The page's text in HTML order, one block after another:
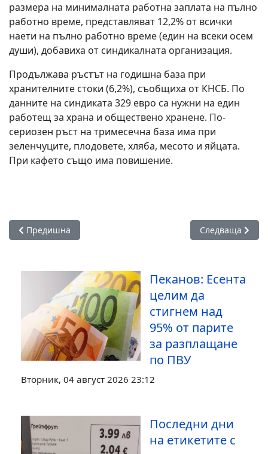
размера на минималната работна заплата на пълно
работно време, представляват 12,2% от всички
наети на пълно работно време (един на всеки осем
души), добавиха от синдикалната организация.
Продължава ръстът на годишна база при
хранителните стоки (6,2%), съобщиха от КНСБ. По
данните на синдиката 329 евро са нужни на един
работещ за храна и обществено хранене. По-
сериозен ръст на тримесечна база има при
зеленчуците, плодовете, хляба, месото и яйцата.
При кафето също има повишение.
Предишна статия: НСИ: Годишната инфлация в България
Предишна Следваща
Следваща
Пеканов: Есента
целим да
стигнем над
95% от парите
за разплащане
по ПВУ
Вторник, 04 август 2026 23:12
Последни дни
на етикетите с